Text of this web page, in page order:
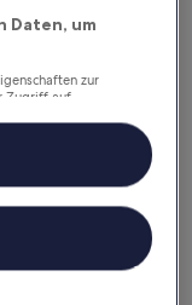
Daten, um
zur
Zugriff auf
von Inhalten,
von